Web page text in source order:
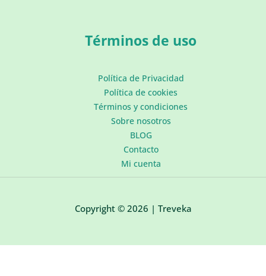
Términos de uso
Política de Privacidad
Política de cookies
Términos y condiciones
Sobre nosotros
BLOG
Contacto
Mi cuenta
Copyright © 2026 | Treveka